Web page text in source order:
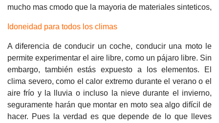
mucho mas cmodo que la mayoria de materiales sinteticos,
Idoneidad para todos los climas
A diferencia de conducir un coche, conducir una moto le
permite experimentar el aire libre, como un pájaro libre. Sin
embargo, también estás expuesto a los elementos. El
clima severo, como el calor extremo durante el verano o el
aire frío y la lluvia o incluso la nieve durante el invierno,
seguramente harán que montar en moto sea algo difícil de
hacer. Pues la verdad es que depende de lo que lleves